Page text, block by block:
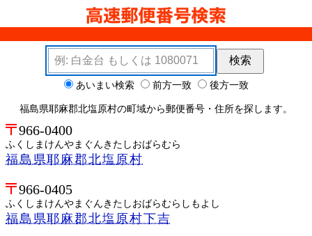
検索キーワード
検索
検索オプション あいまい検索 前方一致 後方一致
福島県耶麻郡北塩原村の町域から郵便番号・住所を探します。
966-0400
ふくしまけんやまぐんきたしおばらむら
福島県耶麻郡北塩原村
966-0405
ふくしまけんやまぐんきたしおばらむらしもよし
福島県耶麻郡北塩原村下吉